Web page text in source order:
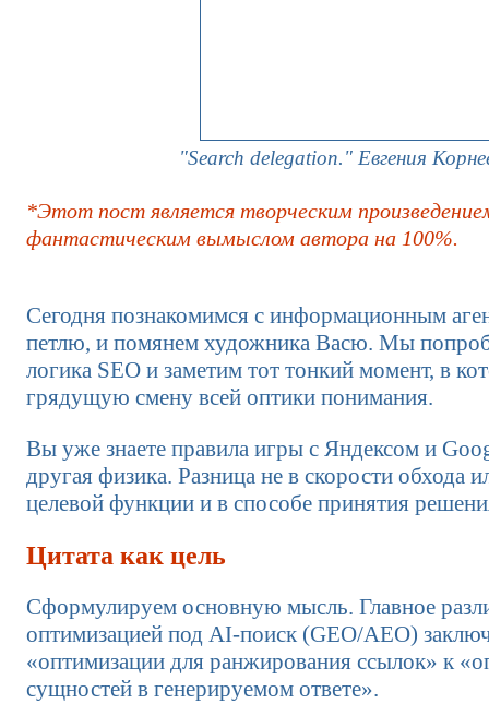
"Search delegation." Евгения
*Этот пост является творческим
фантастическим вымыслом автора на 100%.
Сегодня познакомимся с информационным
петлю, и помянем художника Васю. Мы
логика SEO и заметим тот тонкий момент, в
грядущую смену всей оптики понимания.
Вы уже знаете правила игры с Яндексом и
другая физика. Разница не в скорости обхода
целевой функции и в способе принятия
Цитата как цель
Сформулируем основную мысль. Главное
оптимизацией под AI-поиск (GEO/AEO)
«оптимизации для ранжирования ссылок» к
сущностей в генерируемом ответе».